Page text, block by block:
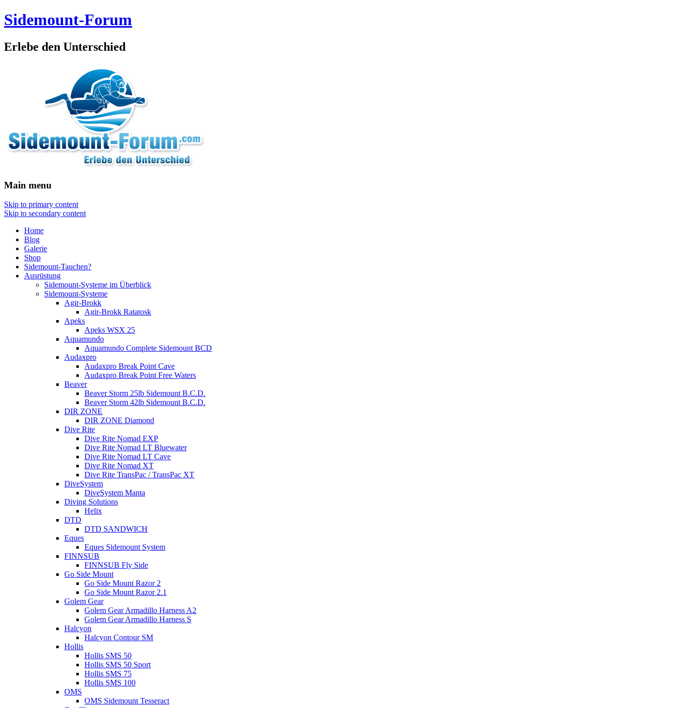
Sidemount-Forum
Erlebe den Unterschied
Main menu
Skip to primary content
Skip to secondary content
Home
Blog
Galerie
Shop
Sidemount-Tauchen?
Ausrüstung
Sidemount-Systeme im Überblick
Sidemount-Systeme
Agir-Brokk
Agir-Brokk Ratatosk
Apeks
Apeks WSX 25
Aquamundo
Aquamundo Complete Sidemount BCD
Audaxpro
Audaxpro Break Point Cave
Audaxpro Break Point Free Waters
Beaver
Beaver Storm 25lb Sidemount B.C.D.
Beaver Storm 42lb Sidemount B.C.D.
DIR ZONE
DIR ZONE Diamond
Dive Rite
Dive Rite Nomad EXP
Dive Rite Nomad LT Bluewater
Dive Rite Nomad LT Cave
Dive Rite Nomad XT
Dive Rite TransPac / TransPac XT
DiveSystem
DiveSystem Manta
Diving Solutions
Helix
DTD
DTD SANDWICH
Eques
Eques Sidemount System
FINNSUB
FINNSUB Fly Side
Go Side Mount
Go Side Mount Razor 2
Go Side Mount Razor 2.1
Golem Gear
Golem Gear Armadillo Harness A2
Golem Gear Armadillo Harness S
Halcyon
Halcyon Contour SM
Hollis
Hollis SMS 50
Hollis SMS 50 Sport
Hollis SMS 75
Hollis SMS 100
OMS
OMS Sidemount Tesseract